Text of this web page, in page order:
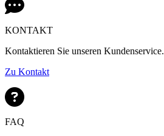
KONTAKT
Kontaktieren Sie unseren Kundenservice.
Zu Kontakt
FAQ